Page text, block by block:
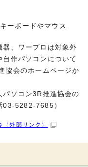
ーボードやマウス
、ワープロは対象外
作パソコンについて
協会のホームページか
ソコン3R推進協会の
03-5282-7685）
（外部リンク）